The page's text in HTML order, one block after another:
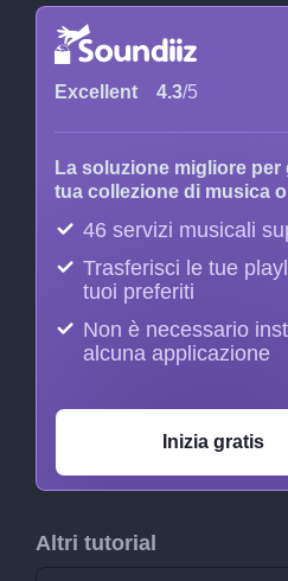
Excellent 4.3/5
La soluzione migliore per
tua collezione di musica
46 servizi musicali
Trasferisci le tue
tuoi preferiti
Non è necessario
alcuna applicazione
Inizia gratis
Altri tutorial